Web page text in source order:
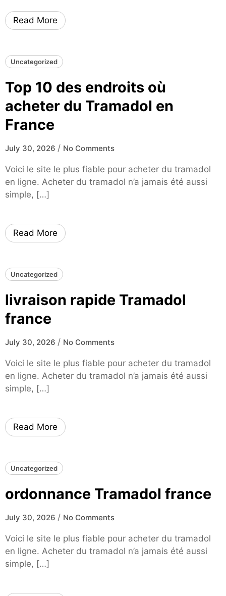
Read More
Uncategorized
Top 10 des endroits où
acheter du Tramadol en
France
July 30, 2026 / No Comments
Voici le site le plus fiable pour acheter du tramadol
en ligne. Acheter du tramadol n’a jamais été aussi
simple, […]
Read More
Uncategorized
livraison rapide Tramadol
france
July 30, 2026 / No Comments
Voici le site le plus fiable pour acheter du tramadol
en ligne. Acheter du tramadol n’a jamais été aussi
simple, […]
Read More
Uncategorized
ordonnance Tramadol france
July 30, 2026 / No Comments
Voici le site le plus fiable pour acheter du tramadol
en ligne. Acheter du tramadol n’a jamais été aussi
simple, […]